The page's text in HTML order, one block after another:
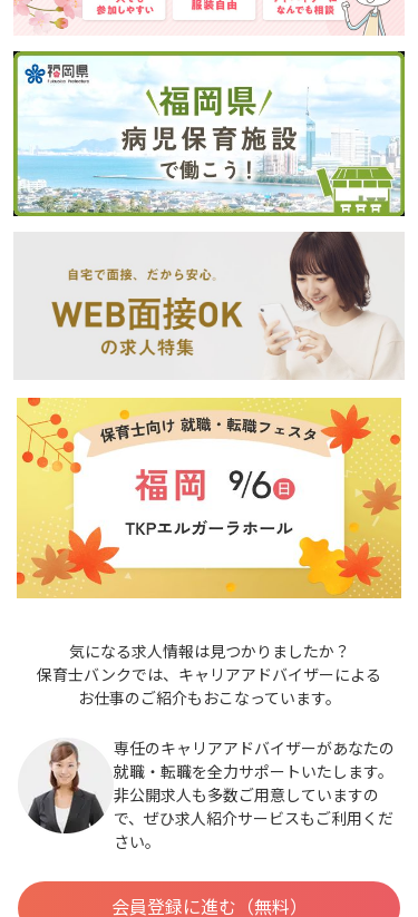
気になる求人情報は見つかりましたか？
保育士バンクでは、キャリアアドバイザーによる
お仕事のご紹介もおこなっています。
専任のキャリアアドバイザーがあなたの
就職・転職を全力サポートいたします。
非公開求人も多数ご用意していますの
で、ぜひ求人紹介サービスもご利用くだ
さい。
会員登録に進む（無料）